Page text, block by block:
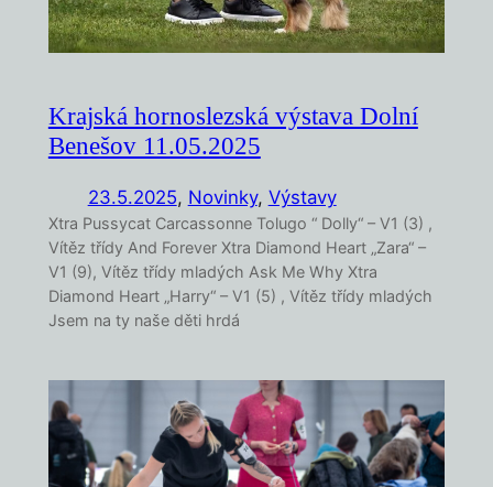
Krajská hornoslezská výstava Dolní
Benešov 11.05.2025
23.5.2025, Novinky, Výstavy
Xtra Pussycat Carcassonne Tolugo “ Dolly“ – V1 (3) ,
Vítěz třídy And Forever Xtra Diamond Heart „Zara“ –
V1 (9), Vítěz třídy mladých Ask Me Why Xtra
Diamond Heart „Harry“ – V1 (5) , Vítěz třídy mladých
Jsem na ty naše děti hrdá